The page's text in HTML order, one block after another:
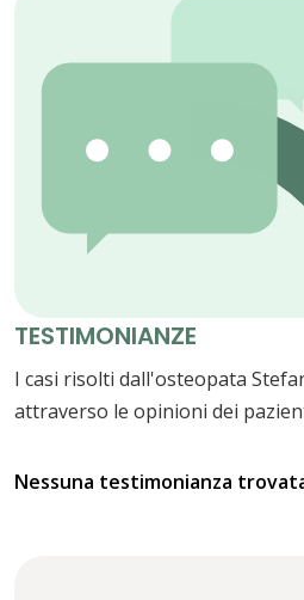
TESTIMONIANZE
I casi risolti dall'osteopata
attraverso le opinioni dei
Nessuna testimonianza